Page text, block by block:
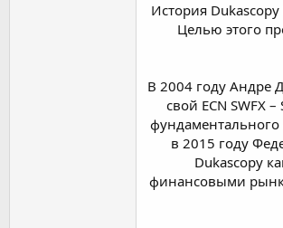
История
Целью этого
В 2004 году Андре
свой ECN SWFX
в 2015 году
Dukascopy
финансовыми